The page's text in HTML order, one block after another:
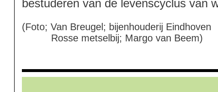
bestuderen van de levenscyclus van
(Foto; Van Breugel; bijenhouderij Eindhoven
Rosse metselbij; Margo van Beem)